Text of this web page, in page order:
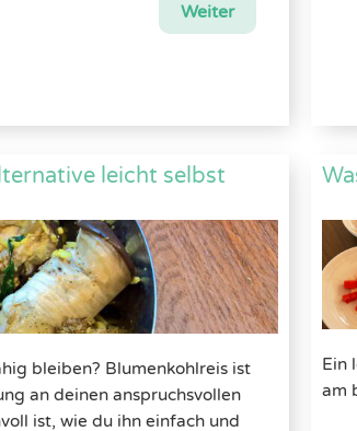
Weiter
leicht selbst
bleiben? Blumenkohlreis ist
an deinen anspruchsvollen
ist, wie du ihn einfach und
Ein
am